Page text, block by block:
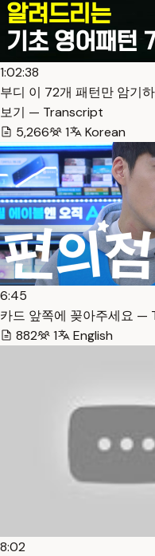
1:02:38
부디 이 72개 패턴만 암기
보기 — Transcript
5,266
1 Korean
6:45
카드 앞쪽에 꽂아주세요 —
882
1 English
8:02